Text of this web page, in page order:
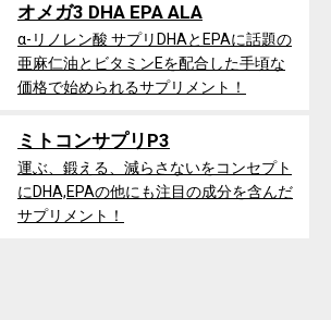
オメガ3 DHA EPA ALA
α-リノレン酸 サプリDHAとEPAに話題の
亜麻仁油とビタミンEを配合した手頃な
価格で始められるサプリメント！
ミトコンサプリP3
運ぶ、鍛える、減らさないをコンセプト
にDHA,EPAの他にも注目の成分を含んだ
サプリメント！